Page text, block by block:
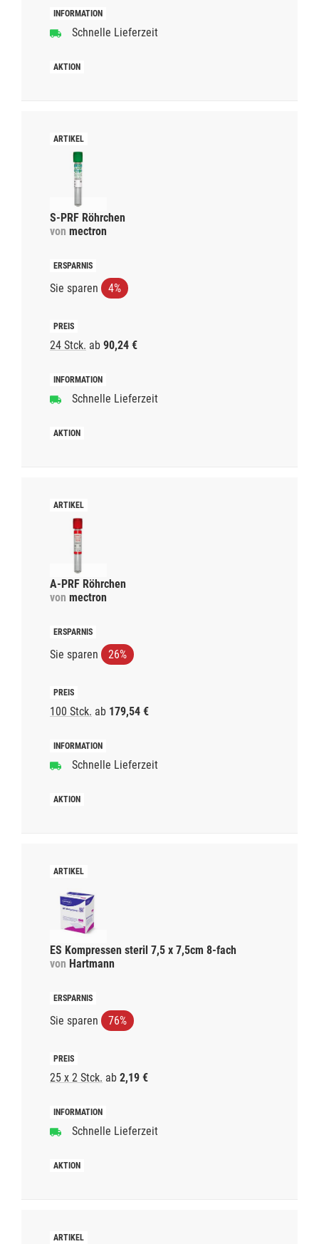
Schnelle Lieferzeit
S-PRF Röhrchen
von mectron
Sie sparen 4%
24 Stck. ab 90,24 €
Schnelle Lieferzeit
A-PRF Röhrchen
von mectron
Sie sparen 26%
100 Stck. ab 179,54 €
Schnelle Lieferzeit
ES Kompressen steril 7,5 x 7,5cm 8-fach
von Hartmann
Sie sparen 76%
25 x 2 Stck. ab 2,19 €
Schnelle Lieferzeit